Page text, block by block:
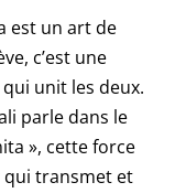
est un art de
c’est une
unit les deux.
parle dans le
», cette force
qui transmet et